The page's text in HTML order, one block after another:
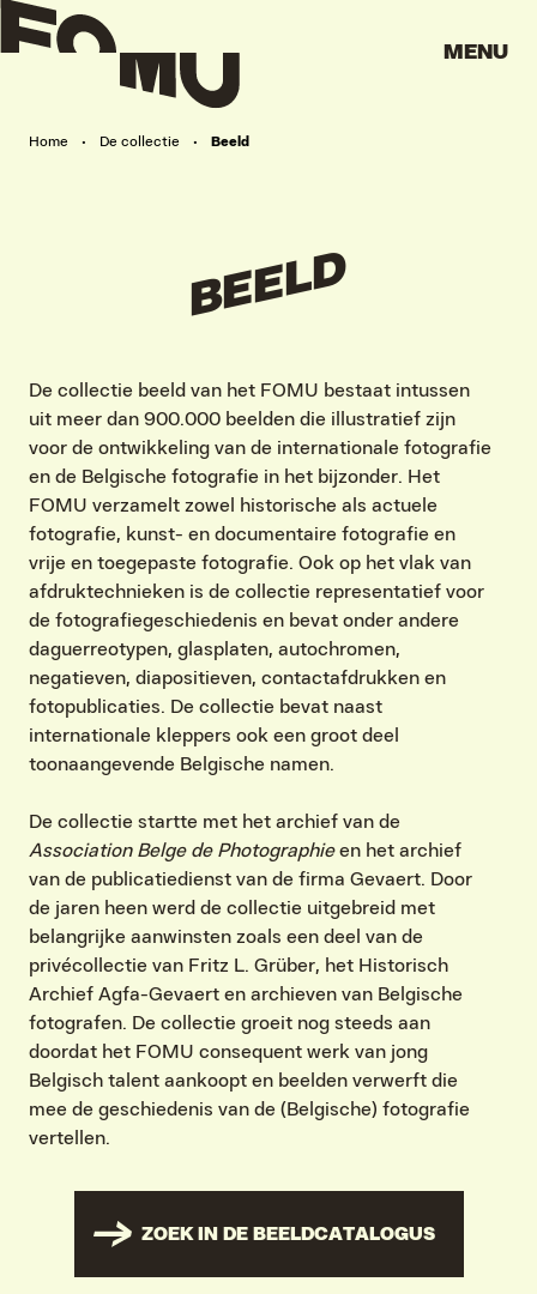
MENU
Home • De collectie • Beeld
BEELD
De collectie beeld van het FOMU bestaat intussen
uit meer dan 900.000 beelden die illustratief zijn
voor de ontwikkeling van de internationale fotografie
en de Belgische fotografie in het bijzonder. Het
FOMU verzamelt zowel historische als actuele
fotografie, kunst- en documentaire fotografie en
vrije en toegepaste fotografie. Ook op het vlak van
afdruktechnieken is de collectie representatief voor
de fotografiegeschiedenis en bevat onder andere
daguerreotypen, glasplaten, autochromen,
negatieven, diapositieven, contactafdrukken en
fotopublicaties. De collectie bevat naast
internationale kleppers ook een groot deel
toonaangevende Belgische namen.
De collectie startte met het archief van de
Association Belge de Photographieen het archief
van de publicatiedienst van de firma Gevaert. Door
de jaren heen werd de collectie uitgebreid met
belangrijke aanwinsten zoals een deel van de
privécollectie van Fritz L. Grüber, het Historisch
Archief Agfa-Gevaert en archieven van Belgische
fotografen. De collectie groeit nog steeds aan
doordat het FOMU consequent werk van jong
Belgisch talent aankoopt en beelden verwerft die
mee de geschiedenis van de (Belgische) fotografie
vertellen.
ZOEK IN DE BEELDCATALOGUS